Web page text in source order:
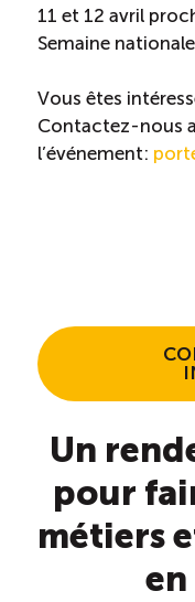
Recrutement de
Ressources
Programme de
(COUD)
Apprentissage en
Reconnaissance
11 et 12 avril
Semaine
Vous êtes
Contactez-nous
l’événement:
Un
pour
métiers